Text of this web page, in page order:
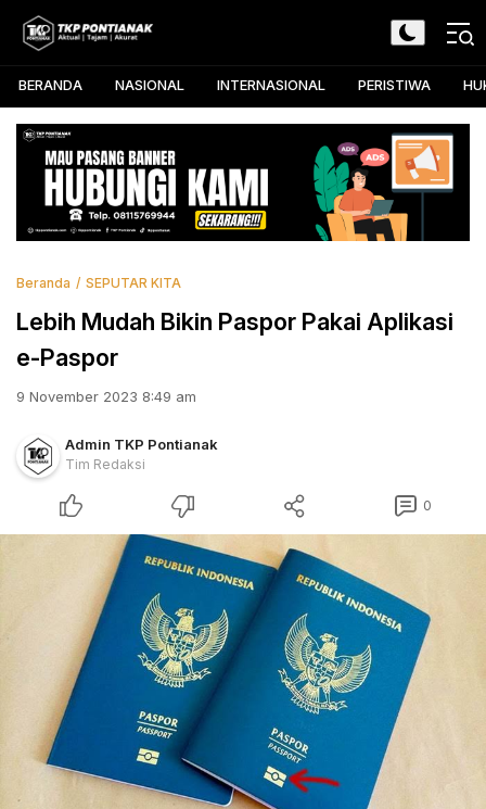
TKP Pontianak
Aktual, Tajam, dan Akurat
BERANDA NASIONAL INTERNASIONAL PERISTIWA
Beranda SEPUTAR KITA
Lebih Mudah Bikin Paspor Pakai Aplikasi
e-Paspor
9 November 2023 8:49 am
Admin TKP Pontianak
Tim Redaksi
0